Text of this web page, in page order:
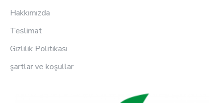
Hakkımızda
Teslimat
Gizlilik Politikası
şartlar ve koşullar